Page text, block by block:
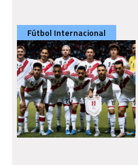
Fútbol Internacional